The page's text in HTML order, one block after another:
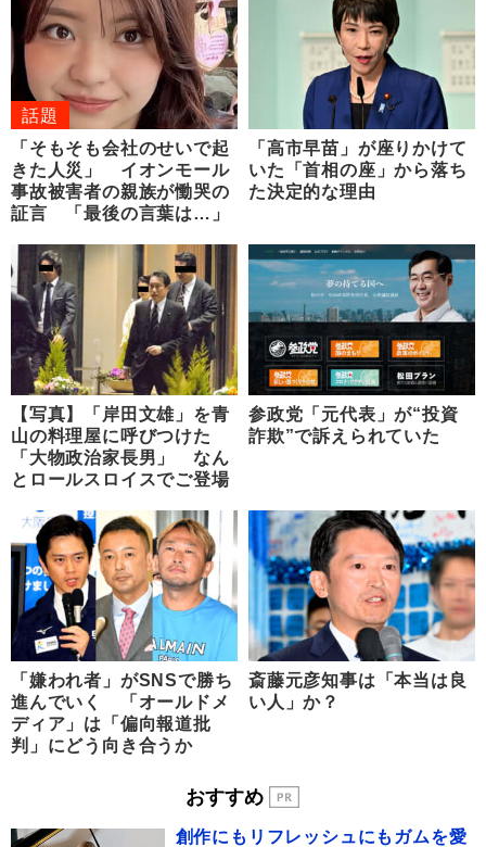
話題
「そもそも会社のせいで起
きた人災」 イオンモール
事故被害者の親族が慟哭の
証言 「最後の言葉は…」
「高市早苗」が座りかけて
いた「首相の座」から落ち
た決定的な理由
【写真】「岸田文雄」を青
山の料理屋に呼びつけた
「大物政治家長男」 なん
とロールスロイスでご登場
参政党「元代表」が“投資
詐欺”で訴えられていた
「嫌われ者」がSNSで勝ち
進んでいく 「オールドメ
ディア」は「偏向報道批
判」にどう向き合うか
斎藤元彦知事は「本当は良
い人」か？
おすすめ
創作にもリフレッシュにもガムを愛